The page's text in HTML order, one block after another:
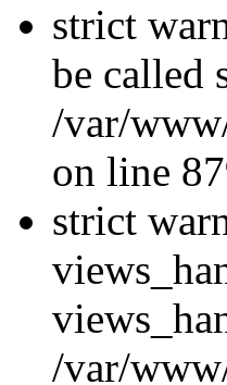
strict
be called
/var/
on line
strict
/var/